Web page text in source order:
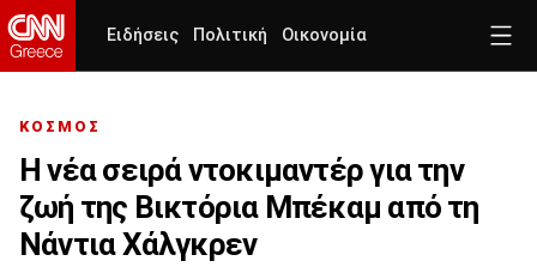
Ειδήσεις Πολιτική Οικονομία
ΚΟΣΜΟΣ
Η νέα σειρά ντοκιμαντέρ για την
ζωή της Βικτόρια Μπέκαμ από τη
Νάντια Χάλγκρεν